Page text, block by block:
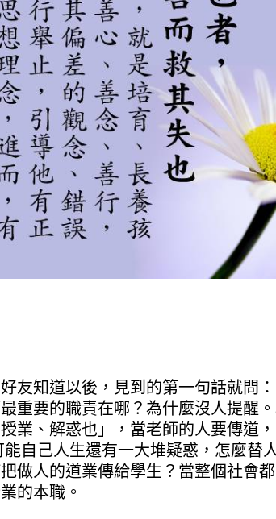
友知道以後，見到的第一句話就問
重要的職責在哪？為什麼沒人提醒
業、解惑也」，當老師的人要傳道
自己人生還有一大堆疑惑，怎麼替
做人的道業傳給學生？當整個社會都
的本職。